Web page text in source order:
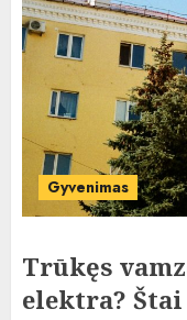
Gyvenimas
Trūkęs
elektra?